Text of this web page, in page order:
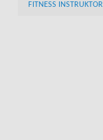
FITNESS INSTRUKTOR